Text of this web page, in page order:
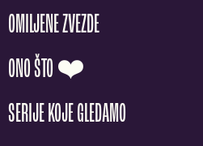
OMILJENE ZVEZDE
ONO ŠTO ❤️
SERIJE KOJE GLEDAMO